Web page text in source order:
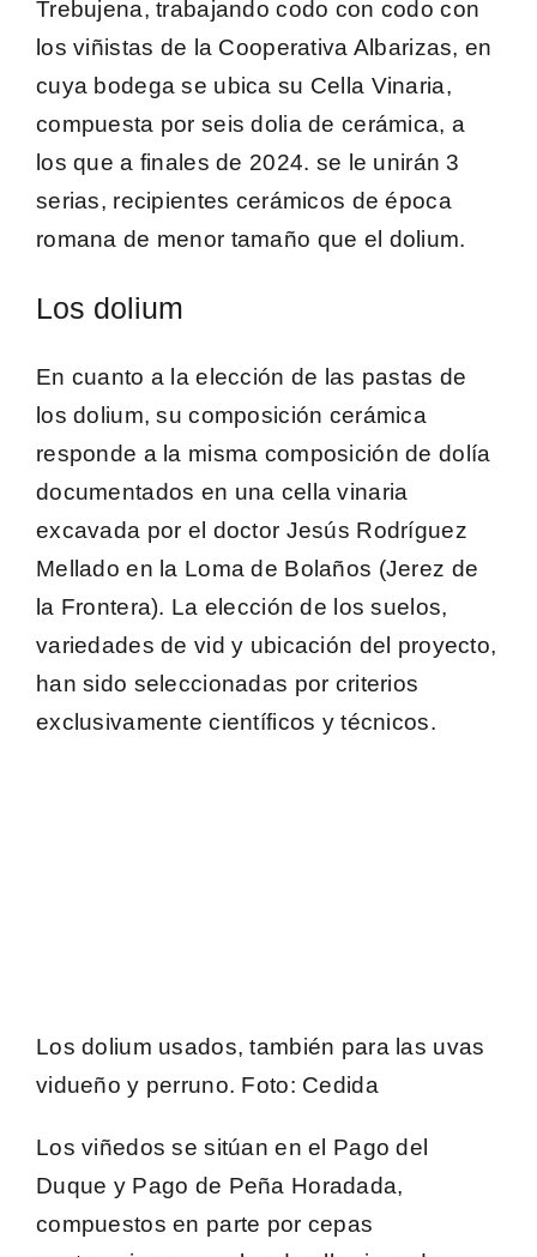
Trebujena, trabajando codo con codo con
los viñistas de la Cooperativa Albarizas, en
cuya bodega se ubica su Cella Vinaria,
compuesta por seis dolia de cerámica, a
los que a finales de 2024. se le unirán 3
serias, recipientes cerámicos de época
romana de menor tamaño que el dolium.
Los dolium
En cuanto a laelección de las pastas de
los dolium, su composición cerámica
responde a la misma composición de dolía
documentados en una cella vinaria
excavada por el doctor Jesús Rodríguez
Mellado en la Loma de Bolaños (Jerez de
la Frontera). La elección de los suelos,
variedades de vid y ubicación del proyecto,
han sido seleccionadas por criterios
exclusivamente científicos y técnicos.
Los dolium usados, también para las uvas
vidueño y perruno. Foto: Cedida
Los viñedos se sitúan en el Pago del
Duque y Pago de Peña Horadada,
compuestos en parte por cepas